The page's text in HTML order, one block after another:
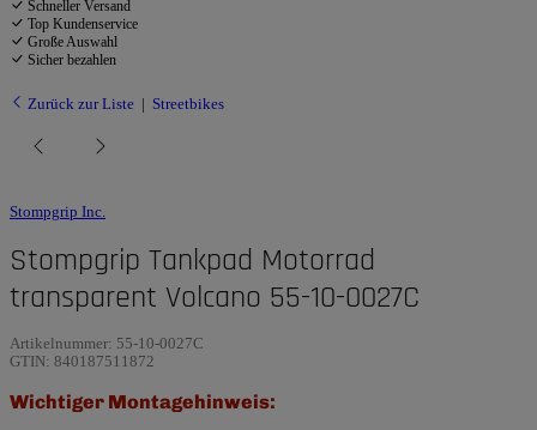
Schneller Versand
Top Kundenservice
Große Auswahl
Sicher bezahlen
Zurück zur Liste Streetbikes
Stompgrip Inc.
Stompgrip Tankpad Motorrad
transparent Volcano 55-10-0027C
Artikelnummer: 55-10-0027C
GTIN: 840187511872
Wichtiger Montagehinweis: